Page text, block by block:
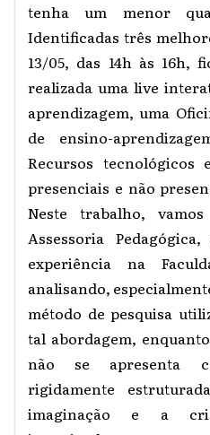
tenha um menor
Identificadas três
13/05, das 14h às 16h,
realizada uma live
aprendizagem, uma
de ensino-
Recursos tecnológicos
presenciais e não
Neste trabalho,
Assessoria
experiência na
analisando,
método de pesquisa
tal abordagem,
não se apresenta
rigidamente
imaginação e a